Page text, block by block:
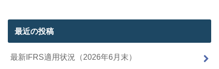
最近の投稿
最新IFRS適用状況（2026年6月末）